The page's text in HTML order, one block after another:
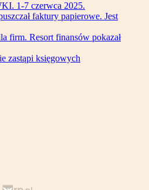
1-7 czerwca 2025.
faktury papierowe. Jest
firm. Resort finansów pokazał
zastąpi księgowych